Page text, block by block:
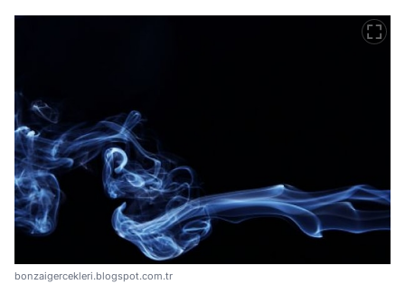
bonzaigercekleri.blogspot.com.tr